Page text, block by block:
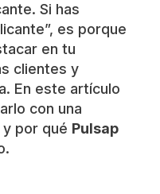
Si has
es porque
en tu
clientes y
En este artículo
con una
por qué Pulsap